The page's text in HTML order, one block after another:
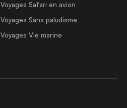
Voyages Safari en avion
Voyages Sans paludisme
Voyages Vie marine